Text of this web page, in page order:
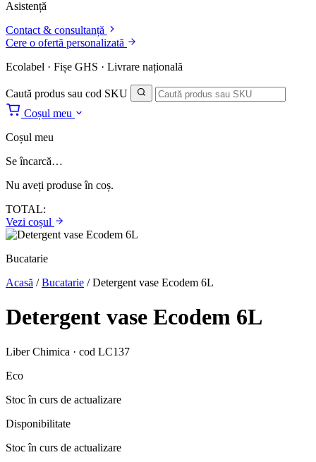
Asistență
Contact & consultanță
Cere o ofertă personalizată
Ecolabel · Fișe GHS · Livrare națională
Caută produs sau cod SKU
Coșul meu
Coșul meu
Se încarcă…
Nu aveți produse în coș.
TOTAL:
Vezi coșul
Bucatarie
Acasă /Bucatarie /Detergent vase Ecodem 6L
Detergent vase Ecodem 6L
Liber Chimica · cod LC137
Eco
Stoc în curs de actualizare
Disponibilitate
Stoc în curs de actualizare